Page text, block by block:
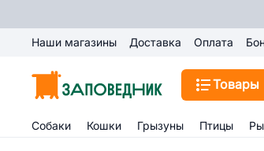
Наши магазины Доставка Оплата
Товары
Собаки Кошки Грызуны Птицы